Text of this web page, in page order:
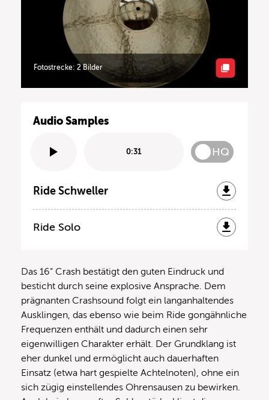
Fotostrecke: 2 Bilder
Audio Samples
0:31 HQ
Ride Schweller
Ride Solo
Das 16“ Crash bestätigt den guten Eindruck und
besticht durch seine explosive Ansprache. Dem
prägnanten Crashsound folgt ein langanhaltendes
Ausklingen, das ebenso wie beim Ride gongähnliche
Frequenzen enthält und dadurch einen sehr
eigenwilligen Charakter erhält. Der Grundklang ist
eher dunkel und ermöglicht auch dauerhaften
Einsatz (etwa hart gespielte Achtelnoten), ohne ein
sich zügig einstellendes Ohrensausen zu bewirken.